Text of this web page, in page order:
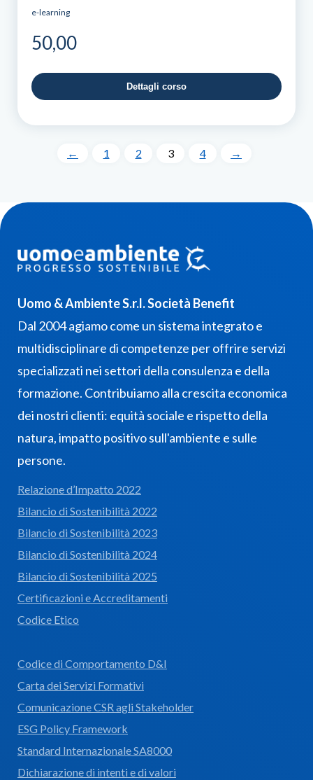
e-learning
50,00
Dettagli corso
← 1 2 3 4 →
Uomo & Ambiente S.r.l. Società Benefit
Dal 2004 agiamo come un sistema integrato e
multidisciplinare di competenze per offrire servizi
specializzati nei settori della consulenza e della
formazione. Contribuiamo alla crescita economica
dei nostri clienti: equità sociale e rispetto della
natura, impatto positivo sull'ambiente e sulle
persone.
Relazione d’Impatto 2022
Bilancio di Sostenibilità 2022
Bilancio di Sostenibilità 2023
Bilancio di Sostenibilità 2024
Bilancio di Sostenibilità 2025
Certificazioni e Accreditamenti
Codice Etico
Codice di Comportamento D&I
Carta dei Servizi Formativi
Comunicazione CSR agli Stakeholder
ESG Policy Framework
Standard Internazionale SA8000
Dichiarazione di intenti e di valori